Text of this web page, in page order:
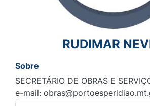
RUDIMAR
Sobre
SECRETÁRIO DE OBRAS E
e-mail: